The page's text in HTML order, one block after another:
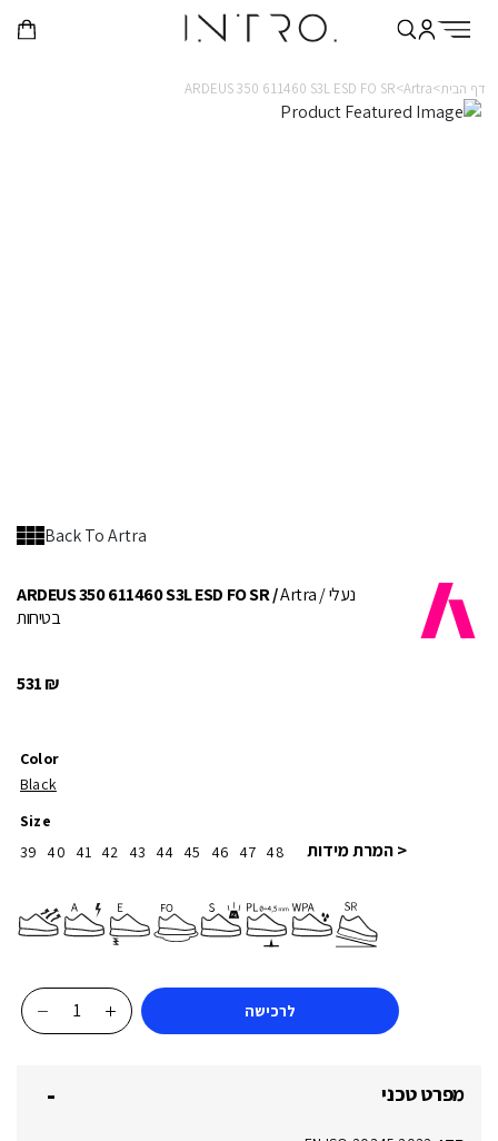
דף הבית>Artra>
ARDEUS 350 611460 S3L ESD FO SR
Back To Artra
ARDEUS 350 611460 S3L ESD FO SR /Artra/ נעלי
בטיחות
531₪
Color
Black
Size
39
40 41 42 43 44 45 46 47 48 < המרת מידות
כמות
350
לרכישה
מפרט טכני